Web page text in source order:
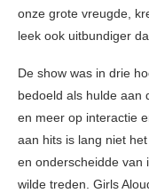
onze grote vreugde,
leek ook uitbundiger
De show was in drie
bedoeld als hulde aan
en meer op interactie
aan hits is lang niet
en onderscheidde van
wilde treden. Girls